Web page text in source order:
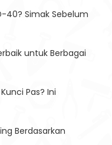
40? Simak Sebelum
untuk Berbagai
Pas? Ini
Berdasarkan